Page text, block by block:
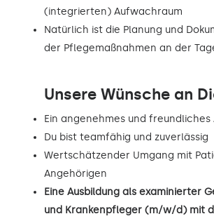
(integrierten) Aufwachraum
Natürlich ist die Planung und
der Pflegemaßnahmen an der
Unsere Wünsche an
Ein angenehmes und
Du bist teamfähig und zuverlässig
Wertschätzender Umgang mit
Angehörigen
Eine Ausbildung als examinierter
und Krankenpfleger (m/w/d) mit